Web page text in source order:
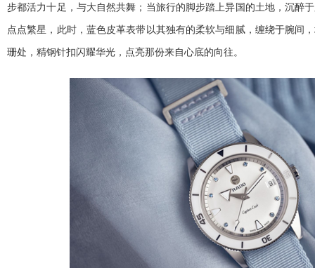
步都活力十足，与大自然共舞；当旅行的脚步踏上异国的土地，沉醉
点点繁星，此时，蓝色皮革表带以其独有的柔软与细腻，缠绕于腕间
珊处，精钢针扣闪耀华光，点亮那份来自心底的向往。